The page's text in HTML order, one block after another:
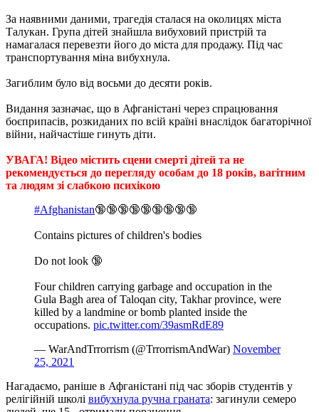
За наявними даними, трагедія сталася на околицях міста
Талукан. Група дітей знайшла вибуховий пристрій та
намагалася перевезти його до міста для продажу. Під час
транспортування міна вибухнула.
Загиблим було від восьми до десяти років.
Видання зазначає, що в Афганістані через спрацювання
боєприпасів, розкиданих по всій країні внаслідок багаторічної
війни, найчастіше гинуть діти.
УВАГА! Відео містить сцени смерті дітей та не
рекомендується до перегляду особам до 18 років, вагітним
та людям зі слабкою психікою
#Afghanistan🔞🔞🔞🔞🔞🔞🔞🔞🔞
Contains pictures of children's bodies
Do not look 🔞
Four children carrying garbage and occupation in the
Gula Bagh area of Taloqan city, Takhar province, were
killed by a landmine or bomb planted inside the
occupations. pic.twitter.com/39asmRdE89
— WarAndTrrorrism (@TrrorrismAndWar) November
25, 2021
Нагадаємо, раніше в Афганістані під час зборів студентів у
релігійній школі вибухнула ручна граната: загинули семеро